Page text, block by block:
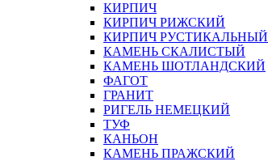
КИРПИЧ
КИРПИЧ РИЖСКИЙ
КИРПИЧ РУСТИКАЛЬНЫЙ
КАМЕНЬ СКАЛИСТЫЙ
КАМЕНЬ ШОТЛАНДСКИЙ
ФАГОТ
ГРАНИТ
РИГЕЛЬ НЕМЕЦКИЙ
ТУФ
КАНЬОН
КАМЕНЬ ПРАЖСКИЙ